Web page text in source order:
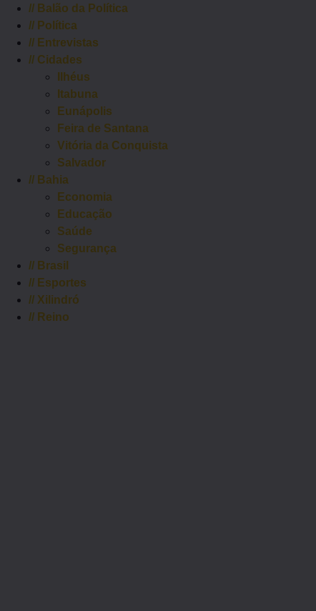
// Balão da Política
// Política
// Entrevistas
// Cidades
Ilhéus
Itabuna
Eunápolis
Feira de Santana
Vitória da Conquista
Salvador
// Bahia
Economia
Educação
Saúde
Segurança
// Brasil
// Esportes
// Xilindró
// Reino